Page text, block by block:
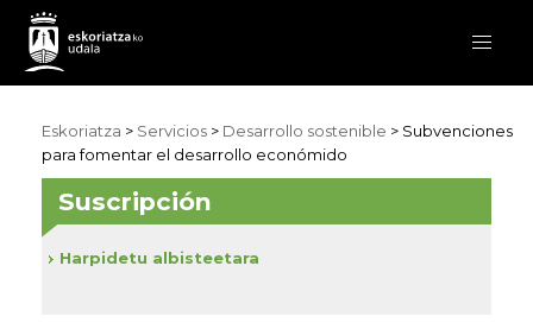
Eskoriatza > Servicios > Desarrollo sostenible > Subvenciones
para fomentar el desarrollo económido
Suscripción
Harpidetu albisteetara